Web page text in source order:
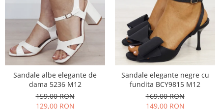
Sandale albe elegante de
dama 5236 M12
159,00 RON
129,00 RON
Sandale elegante negre cu
fundita BCY9815 M12
169,00 RON
149,00 RON